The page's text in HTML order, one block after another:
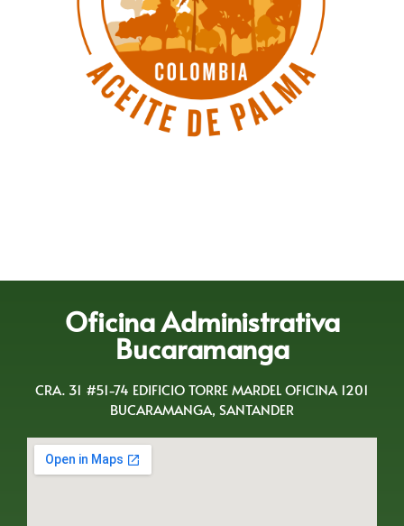
Oficina Administrativa
Bucaramanga
CRA. 31 #51-74 EDIFICIO TORRE MARDEL OFICINA 1201
BUCARAMANGA, SANTANDER